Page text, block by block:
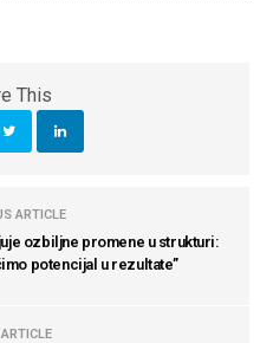
This
ARTICLE
ozbiljne promene u strukturi:
potencijal u rezultate”